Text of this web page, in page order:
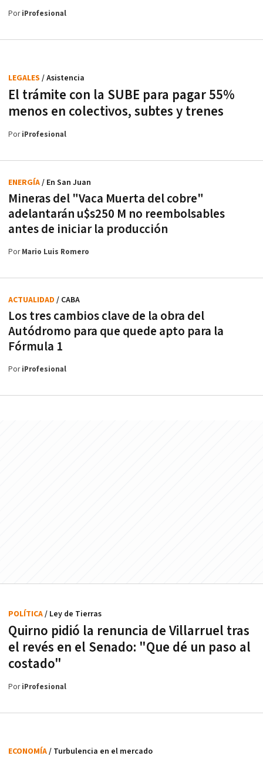
PoriProfesional
El trámite con la SUBE para pagar 55%
menos en colectivos, subtes y trenes
LEGALES / Asistencia
PoriProfesional
Mineras del "Vaca Muerta del cobre"
adelantarán u$s250 M no reembolsables
antes de iniciar la producción
ENERGÍA/ En San Juan
PorMario Luis Romero
Los tres cambios clave de la obra del
Autódromo para que quede apto para la
Fórmula 1
ACTUALIDAD / CABA
PoriProfesional
Quirno pidió la renuncia de Villarruel tras
el revés en el Senado: "Que dé un paso al
costado"
POLÍTICA/ Ley de Tierras
PoriProfesional
ECONOMÍA/ Turbulencia en el mercado